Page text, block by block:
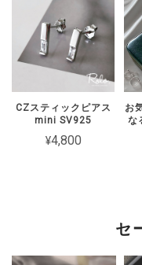
【Rolo
ワインレ
2026/02/
2週間経たずでチェーンが
に残念です
ん
た
ま
CZスティックピアス
mini SV925
¥4,800
お
な
セ